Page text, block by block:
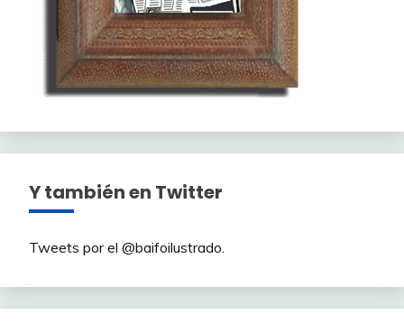
Y también en Twitter
Tweets por el @baifoilustrado.